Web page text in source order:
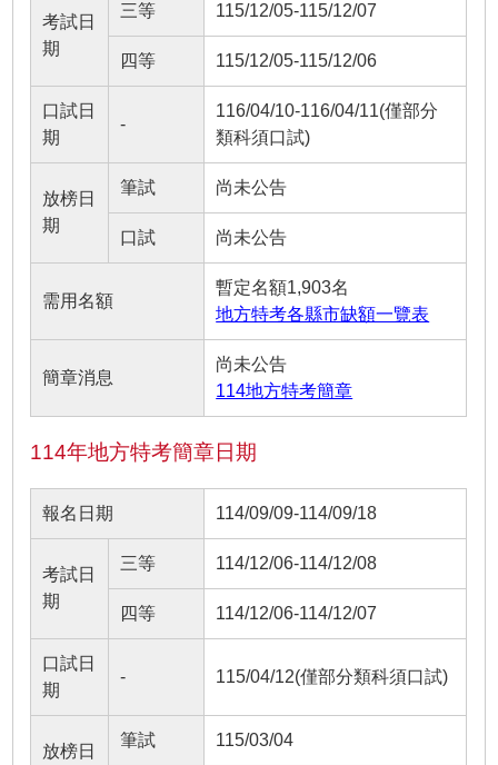
考試日
期
三等 115/12/05-115/12/07
四等 115/12/05-115/12/06
口試日
期
-
116/04/10-116/04/11(僅部分
類科須口試)
放榜日
期
筆試 尚未公告
口試 尚未公告
需用名額
暫定名額1,903名
地方特考各縣市缺額一覽表
簡章消息
尚未公告
114地方特考簡章
114年地方特考簡章日期
報名日期 114/09/09-114/09/18
考試日
期
三等 114/12/06-114/12/08
四等 114/12/06-114/12/07
口試日
期
- 115/04/12(僅部分類科須口試)
放榜日
筆試 115/03/04